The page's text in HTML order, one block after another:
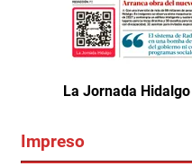
La Jornada
Impreso